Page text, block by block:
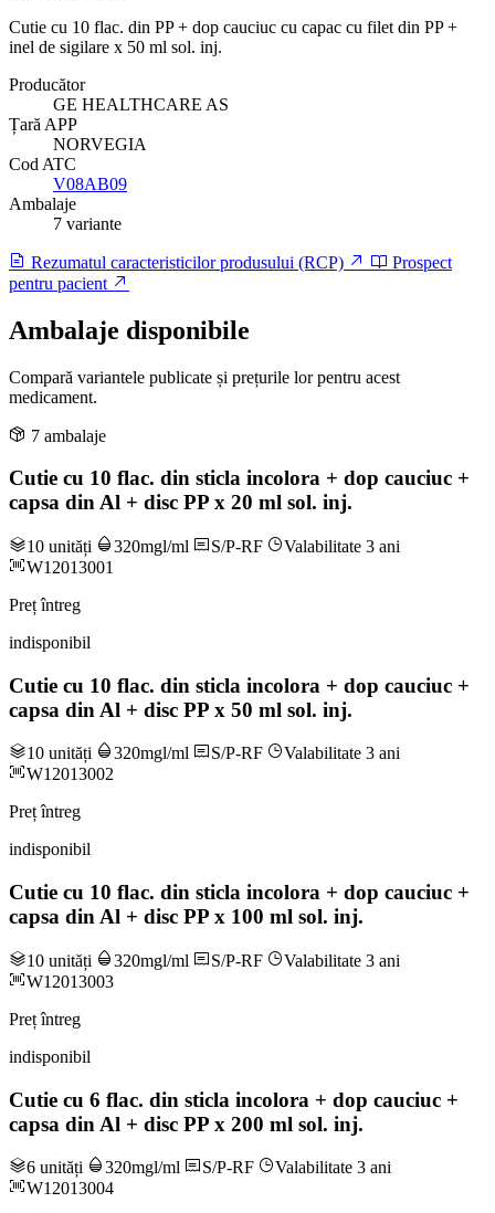
Cutie cu 10 flac. din PP + dop cauciuc cu capac cu filet din PP +
inel de sigilare x 50 ml sol. inj.
Producător
GE HEALTHCARE AS
Țară APP
NORVEGIA
Cod ATC
V08AB09
Ambalaje
7 variante
Rezumatul caracteristicilor produsului (RCP)
Prospect
pentru pacient
Ambalaje disponibile
Compară variantele publicate și prețurile lor pentru acest
medicament.
7 ambalaje
Cutie cu 10 flac. din sticla incolora + dop cauciuc +
capsa din Al + disc PP x 20 ml sol. inj.
10 unități 320mgl/ml S/P-RF
Valabilitate 3 ani
W12013001
Preț întreg
indisponibil
Cutie cu 10 flac. din sticla incolora + dop cauciuc +
capsa din Al + disc PP x 50 ml sol. inj.
10 unități 320mgl/ml S/P-RF
Valabilitate 3 ani
W12013002
Preț întreg
indisponibil
Cutie cu 10 flac. din sticla incolora + dop cauciuc +
capsa din Al + disc PP x 100 ml sol. inj.
10 unități 320mgl/ml S/P-RF
Valabilitate 3 ani
W12013003
Preț întreg
indisponibil
Cutie cu 6 flac. din sticla incolora + dop cauciuc +
capsa din Al + disc PP x 200 ml sol. inj.
6 unități 320mgl/ml S/P-RF
Valabilitate 3 ani
W12013004